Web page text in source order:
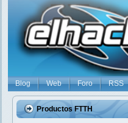
Blog Web Foro RSS
Productos FTTH